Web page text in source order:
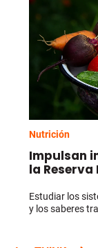
Nutrición
Impulsan
la
Estudiar los
y los saberes